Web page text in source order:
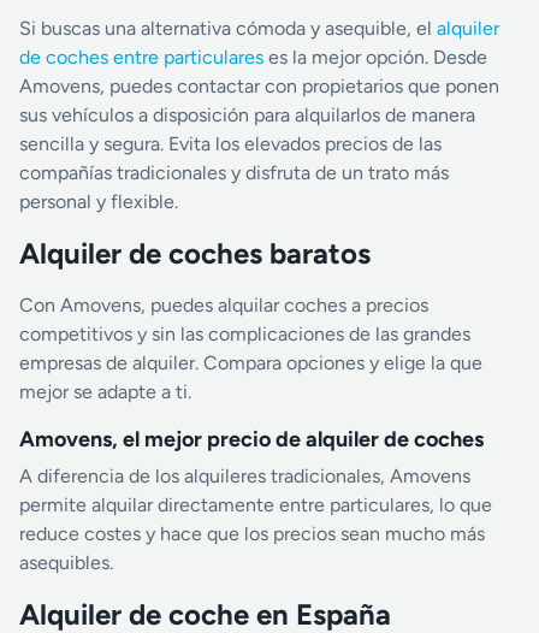
Si buscas una alternativa cómoda y asequible, el alquiler
de coches entre particulares es la mejor opción. Desde
Amovens, puedes contactar con propietarios que ponen
sus vehículos a disposición para alquilarlos de manera
sencilla y segura. Evita los elevados precios de las
compañías tradicionales y disfruta de un trato más
personal y flexible.
Alquiler de coches baratos
Con Amovens, puedes alquilar coches a precios
competitivos y sin las complicaciones de las grandes
empresas de alquiler. Compara opciones y elige la que
mejor se adapte a ti.
Amovens, el mejor precio de alquiler de coches
A diferencia de los alquileres tradicionales, Amovens
permite alquilar directamente entre particulares, lo que
reduce costes y hace que los precios sean mucho más
asequibles.
Alquiler de coche en España